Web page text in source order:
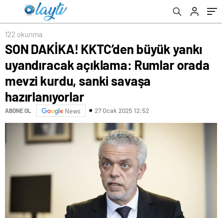
kurdu, sanki savaşa hazırlanıyorlar
122 okunma
SON DAKİKA! KKTC’den büyük yankı
uyandıracak açıklama: Rumlar orada
mevzi kurdu, sanki savaşa
hazırlanıyorlar
ABONE OL News 27 Ocak 2025 12:52